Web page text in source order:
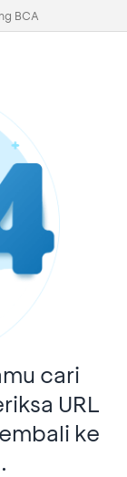
BCA
cari
URL
ke